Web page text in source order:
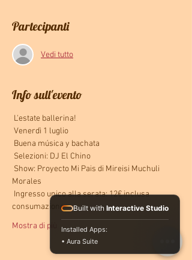
Partecipanti
Vedi tutto
Info sull'evento
L'estate ballerina!
Venerdì 1 luglio
Buena música y bachata
Selezioni: DJ El Chino
Morales
consumazione
Mostra di più
Built with Interactive Studio
Installed Apps:
• Aura Suite